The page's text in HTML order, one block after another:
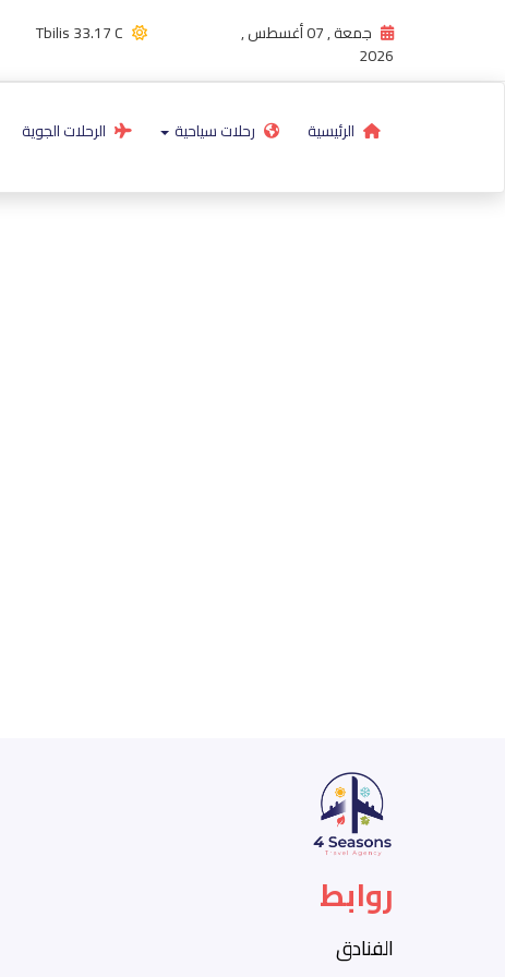
جمعة , 07 أغسطس ,
2026
Tbilis33.17 C
الرئيسية رحلات سياحية الرحلات الجوية
روابط
الفنادق